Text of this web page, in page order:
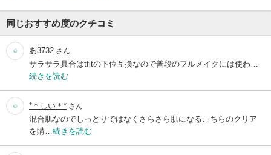
同じおすすめ度のクチコミ
あ3732 さん
サラサラ具合はtfitの下位互換なので普段のフルメイクには使わ…
続きを読む
*＊しい＊* さん
混合肌なのでしっとりではなくさらさら肌になるこちらのクリア
を購… 続きを読む